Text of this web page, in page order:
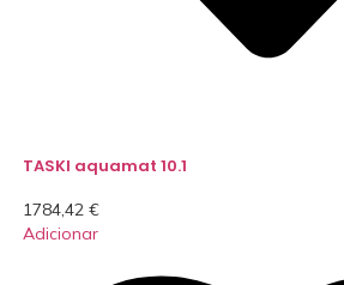
TASKI aquamat 10.1
1784,42 €
Adicionar